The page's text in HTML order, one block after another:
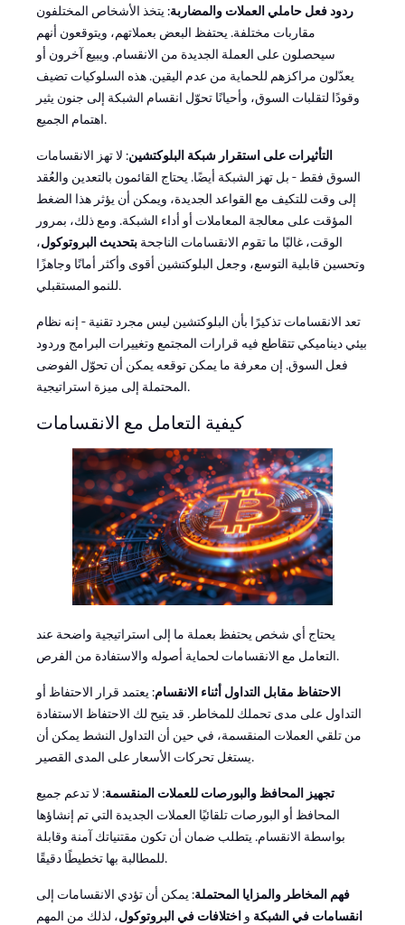
ردود فعل حاملي العملات والمضاربة: يتخذ الأشخاص المختلفون
مقاربات مختلفة. يحتفظ البعض بعملاتهم، ويتوقعون أنهم
سيحصلون على العملة الجديدة من الانقسام. ويبيع آخرون أو
يعدّلون مراكزهم للحماية من عدم اليقين. هذه السلوكيات تضيف
وقودًا لتقلبات السوق، وأحيانًا تحوّل انقسام الشبكة إلى جنون يثير
اهتمام الجميع.
التأثيرات على استقرار شبكة البلوكتشين: لا تهز الانقسامات
السوق فقط - بل تهز الشبكة أيضًا. يحتاج القائمون بالتعدين والعُقد
إلى وقت للتكيف مع القواعد الجديدة، ويمكن أن يؤثر هذا الضغط
المؤقت على معالجة المعاملات أو أداء الشبكة. ومع ذلك، بمرور
الوقت، غالبًا ما تقوم الانقسامات الناجحة بتحديث البروتوكول،
وتحسين قابلية التوسع، وجعل البلوكتشين أقوى وأكثر أمانًا وجاهزًا
للنمو المستقبلي.
تعد الانقسامات تذكيرًا بأن البلوكتشين ليس مجرد تقنية - إنه نظام
بيئي ديناميكي تتقاطع فيه قرارات المجتمع وتغييرات البرامج وردود
فعل السوق. إن معرفة ما يمكن توقعه يمكن أن تحوّل الفوضى
المحتملة إلى ميزة استراتيجية.
كيفية التعامل مع الانقسامات
يحتاج أي شخص يحتفظ بعملة ما إلى استراتيجية واضحة عند
التعامل مع الانقسامات لحماية أصوله والاستفادة من الفرص.
الاحتفاظ مقابل التداول أثناء الانقسام: يعتمد قرار الاحتفاظ أو
التداول على مدى تحملك للمخاطر. قد يتيح لك الاحتفاظ الاستفادة
من تلقي العملات المنقسمة، في حين أن التداول النشط يمكن أن
يستغل تحركات الأسعار على المدى القصير.
تجهيز المحافظ والبورصات للعملات المنقسمة: لا تدعم جميع
المحافظ أو البورصات تلقائيًا العملات الجديدة التي تم إنشاؤها
بواسطة الانقسام. يتطلب ضمان أن تكون مقتنياتك آمنة وقابلة
للمطالبة بها تخطيطًا دقيقًا.
فهم المخاطر والمزايا المحتملة: يمكن أن تؤدي الانقسامات إلى
انقسامات في الشبكة و اختلافات في البروتوكول، لذلك من المهم